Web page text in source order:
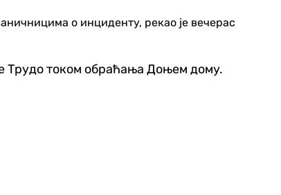
о инциденту, рекао је вечерас
Трудо током обраћања Доњем дому.